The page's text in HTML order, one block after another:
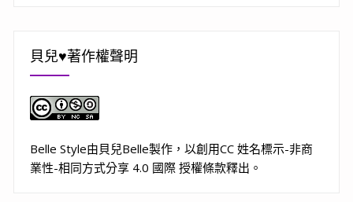
貝兒♥著作權聲明
Belle Style由貝兒Belle製作，以創用CC 姓名標示-非商
業性-相同方式分享 4.0 國際 授權條款釋出。